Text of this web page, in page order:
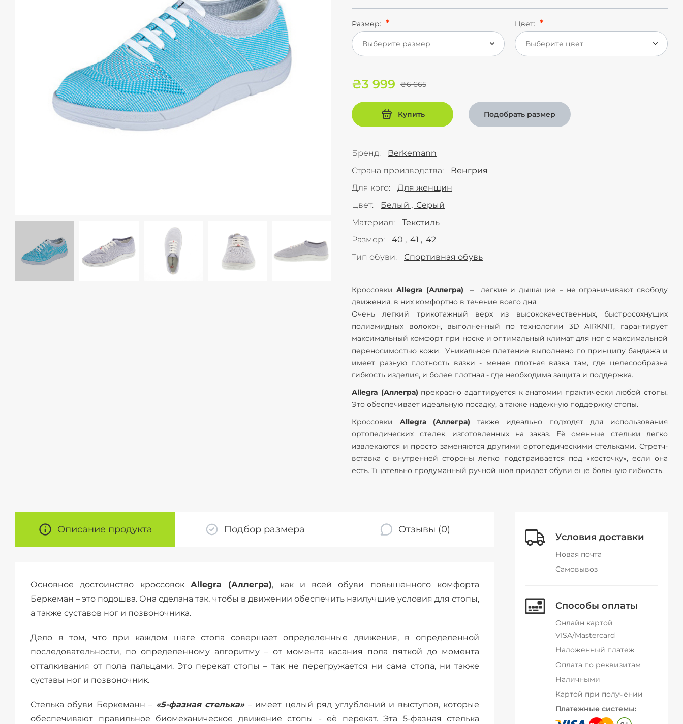
Для беременных
Размер:
Выберите размер
Цвет:
Выберите цвет
₴3 999 ₴6 665
Купить Подобрать размер
Бренд
Berkemann
Страна производства
Венгрия
Для кого
Для женщин
Цвет
Белый
Серый
Материал
Текстиль
Размер
40 41
42
Тип обуви
Спортивная обувь
Кроссовки Allegra (Аллегра)
– легкие и дышащие – не ограничивают свободу
движения, в них комфортно в течение всего дня.
Очень легкий трикотажный верх из высококачественных, быстросохнущих
полиамидных волокон, выполненный по технологии 3D AIRKNIT, гарантирует
максимальный комфорт при носке и оптимальный климат для ног с максимальной
переносимостью кожи. Уникальное плетение выполнено по принципу бандажа и
имеет разную плотность вязки - менее плотная вязка там, где целесообразна
гибкость изделия, и более плотная - где необходима защита и поддержка.
Аllegra (Аллегра) прекрасно адаптируется к анатомии практически любой стопы.
Это обеспечивает идеальную посадку, а также надежную поддержку стопы.
Кроссовки Allegrа (Аллегра) также идеально подходят для использования
ортопедических стелек, изготовленных на заказ. Её сменные стельки легко
извлекаются и просто заменяются другими ортопедическими стельками. Стретч-
вставка с внутренней стороны легко подстраивается под «косточку», если она
есть. Тщательно продуманный ручной шов придает обуви еще большую гибкость.
Описание продукта Подбор размера Отзывы (0)
Основное достоинство кроссовок Аllegrа (Аллегра), как и всей обуви повышенного комфорта
Беркеман – это подошва. Она сделана так, чтобы в движении обеспечить наилучшие условия для стопы,
а также суставов ног и позвоночника.
Дело в том, что при каждом шаге стопа совершает определенные движения, в определенной
последовательности, по определенному алгоритму – от момента касания пола пяткой до момента
отталкивания от пола пальцами. Это перекат стопы – так не перегружается ни сама стопа, ни также
суставы ног и позвоночник.
Стелька обуви Беркеманн – «5-фазная стелька»– имеет целый ряд углублений и выступов, которые
обеспечивают правильное биомеханическое движение стопы - её перекат. Эта 5-фазная стелька
Условия доставки
Новая почта
Самовывоз
Способы оплаты
Онлайн картой
VISA/Mastercard
Наложенный платеж
Оплата по реквизитам
Наличными
Картой при получении
Платежные системы: